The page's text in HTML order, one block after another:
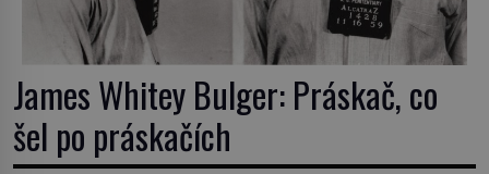
James Whitey Bulger: Práskač, co
šel po práskačích